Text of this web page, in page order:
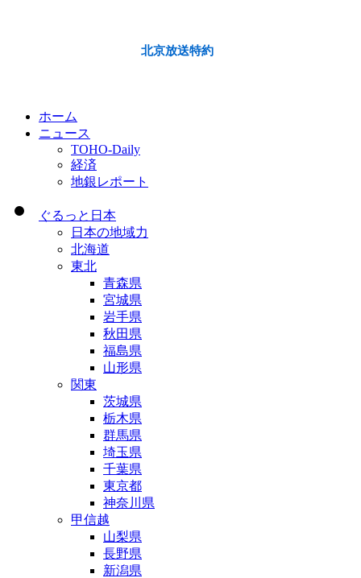
北京放送特約
ホーム
ニュース
TOHO-Daily
経済
地銀レポート
ぐるっと日本
日本の地域力
北海道
東北
青森県
宮城県
岩手県
秋田県
福島県
山形県
関東
茨城県
栃木県
群馬県
埼玉県
千葉県
東京都
神奈川県
甲信越
山梨県
長野県
新潟県